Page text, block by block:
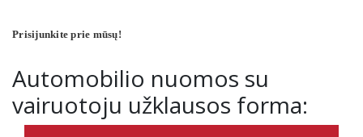
Prisijunkite prie mūsų!
Automobilio nuomos su
vairuotoju užklausos forma: